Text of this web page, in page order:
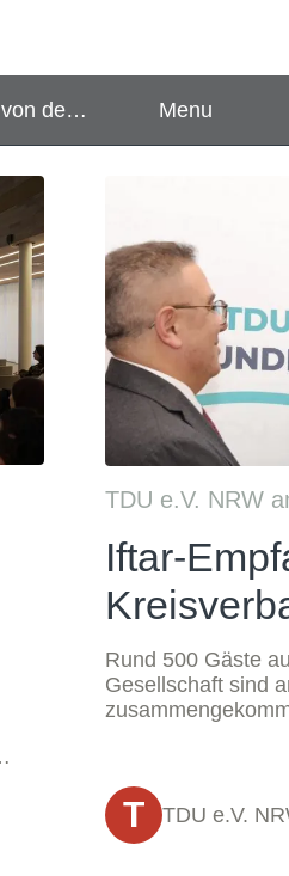
der
Menu
TDU e.V. NRW
Iftar-
Rund 500 Gäste
Gesellschaft sind
T TDU e.V.